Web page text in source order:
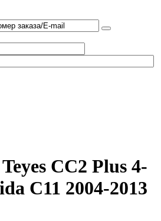
CC2 Plus 4-
C11 2004-2013